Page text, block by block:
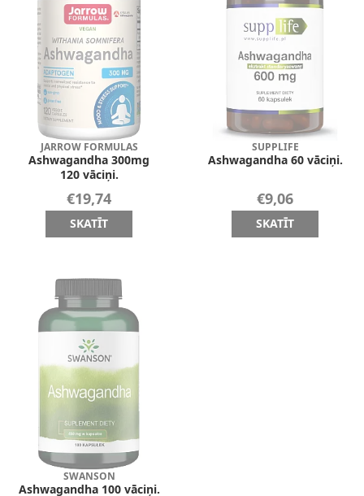
JARROW FORMULAS
Ashwagandha 300mg
120 vāciņi.
€19,74
SKATĪT
SUPPLIFE
Ashwagandha 60 vāciņi.
€9,06
SKATĪT
SWANSON
Ashwagandha 100 vāciņi.